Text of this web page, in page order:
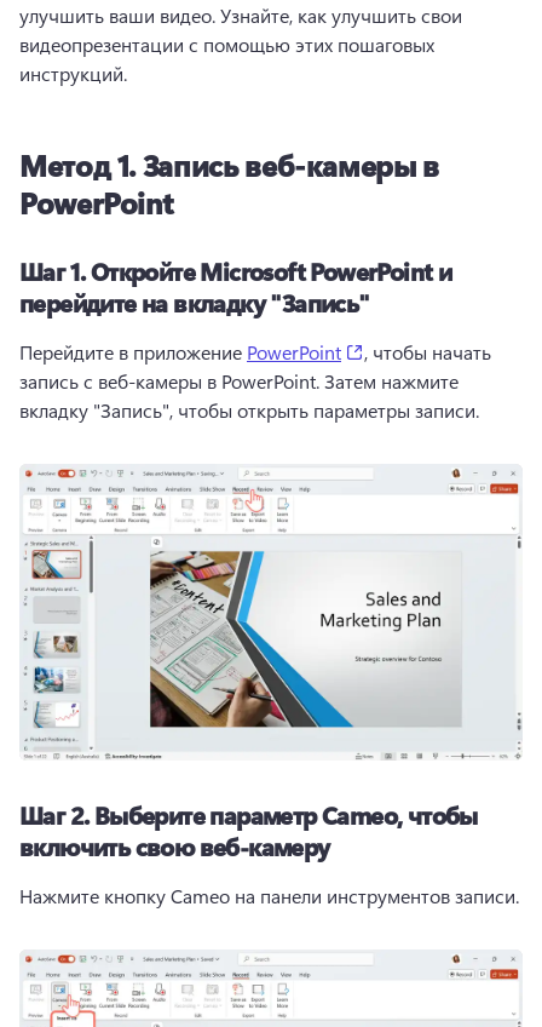
улучшить ваши видео. Узнайте, как улучшить свои
видеопрезентации с помощью этих пошаговых
инструкций.
Метод 1. Запись веб-камеры в
PowerPoint
Шаг 1. Откройте Microsoft PowerPoint и
перейдите на вкладку "Запись"
Перейдите в приложение PowerPoint (opens in a new tab)
, чтобы начать
запись с веб-камеры в PowerPoint. Затем нажмите
вкладку "Запись", чтобы открыть параметры записи.
Шаг 2. Выберите параметр Cameo, чтобы
включить свою веб-камеру